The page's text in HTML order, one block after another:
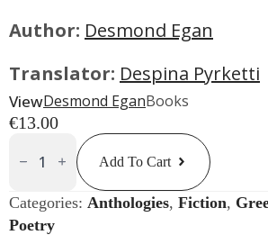
Author: Desmond Egan
Translator: Despina Pyrketti
ViewDesmond EganBooks
€13.00
Egan
Επιλεγμένα
Ποιήματα
Quantity
Add To Cart
Categories: Anthologies, Fiction,
Poetry